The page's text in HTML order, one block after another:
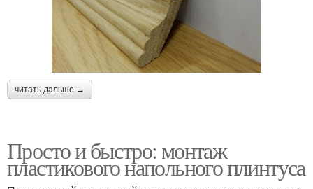
читать дальше →
Просто и быстро: монтаж
пластикового напольного плинтуса